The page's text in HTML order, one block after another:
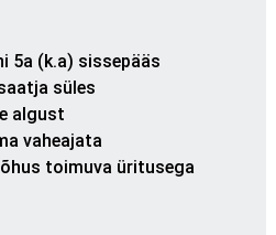
5a (k.a) sissepääs
süles
algust
vaheajata
toimuva üritusega